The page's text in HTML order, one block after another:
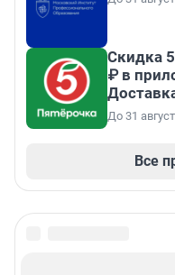
Скидка
₽ в
До 31
Все